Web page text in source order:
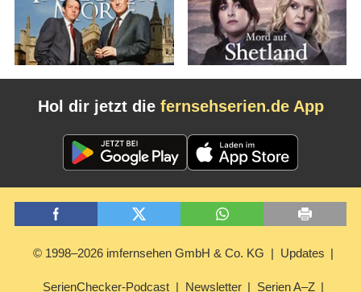
Hol dir jetzt die fernsehserien.de App
© 1998–2026 imfernsehen GmbH & Co. KG Updates
SerienChecker-Podcast Newsletter Serien A–Z